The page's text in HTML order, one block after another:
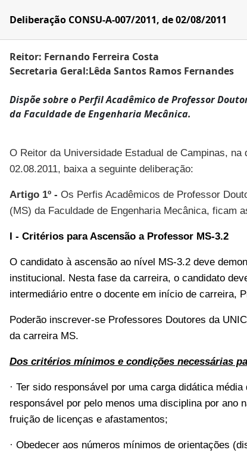
Deliberação CONSU-A-007/2011, de 02/08/2011
Reitor: Fernando Ferreira Costa
Secretaria Geral:Lêda Santos Ramos Fernandes
Dispõe sobre o Perfil Acadêmico de Professor
da Faculdade de Engenharia Mecânica.
O Reitor da Universidade Estadual de Campinas,
02.08.2011, baixa a seguinte deliberação:
Artigo 1º - Os Perfis Acadêmicos de Professor
(MS) da Faculdade de Engenharia Mecânica, ficam
I - Critérios para Ascensão a Professor MS-3.2
O candidato à ascensão ao nível MS-3.2 deve
institucional. Nesta fase da carreira, o candidato
intermediário entre o docente em início de carreira,
Poderão inscrever-se Professores Doutores da
da carreira MS.
Dos critérios mínimos e condições necessárias
· Ter sido responsável por uma carga didática
responsável por pelo menos uma disciplina por ano
fruição de licenças e afastamentos;
· Obedecer aos números mínimos de orientações